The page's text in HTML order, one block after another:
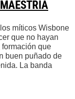
míticos Wisbone
que no hayan
que
buen puñado de
La banda